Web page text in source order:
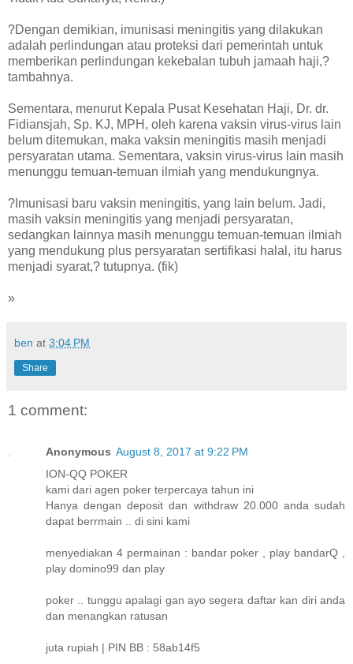
?Dengan demikian, imunisasi meningitis yang dilakukan
adalah perlindungan atau proteksi dari pemerintah untuk
memberikan perlindungan kekebalan tubuh jamaah haji,?
tambahnya.
Sementara, menurut Kepala Pusat Kesehatan Haji, Dr. dr.
Fidiansjah, Sp. KJ, MPH, oleh karena vaksin virus-virus lain
belum ditemukan, maka vaksin meningitis masih menjadi
persyaratan utama. Sementara, vaksin virus-virus lain masih
menunggu temuan-temuan ilmiah yang mendukungnya.
?Imunisasi baru vaksin meningitis, yang lain belum. Jadi,
masih vaksin meningitis yang menjadi persyaratan,
sedangkan lainnya masih menunggu temuan-temuan ilmiah
yang mendukung plus persyaratan sertifikasi halal, itu harus
menjadi syarat,? tutupnya. (fik)
»
ben at 3:04 PM
Share
1 comment:
Anonymous August 8, 2017 at 9:22 PM
ION-QQ POKER
kami dari agen poker terpercaya tahun ini
Hanya dengan deposit dan withdraw 20.000 anda sudah
dapat berrmain .. di sini kami
menyediakan 4 permainan : bandar poker , play bandarQ ,
play domino99 dan play
poker .. tunggu apalagi gan ayo segera daftar kan diri anda
dan menangkan ratusan
juta rupiah | PIN BB : 58ab14f5